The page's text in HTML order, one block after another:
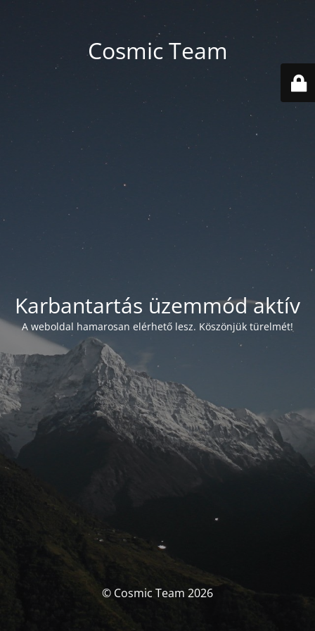
Cosmic Team
Karbantartás üzemmód aktív
A weboldal hamarosan elérhető lesz. Köszönjük türelmét!
© Cosmic Team 2026